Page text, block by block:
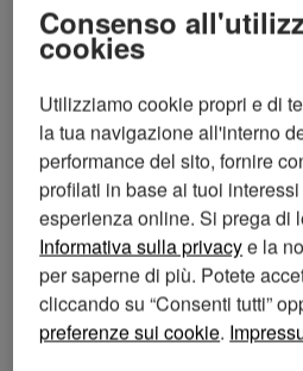
consenso all'utilizzo dei
cookies
Utilizziamo cookie propri e di
la tua navigazione all'interno
performance del sito, fornire
profilati in base ai tuoi
esperienza online. Si prega di
Informativa sulla privacye la
per saperne di più. Potete
cliccando su “Consenti tutti”
preferenze sui cookie.